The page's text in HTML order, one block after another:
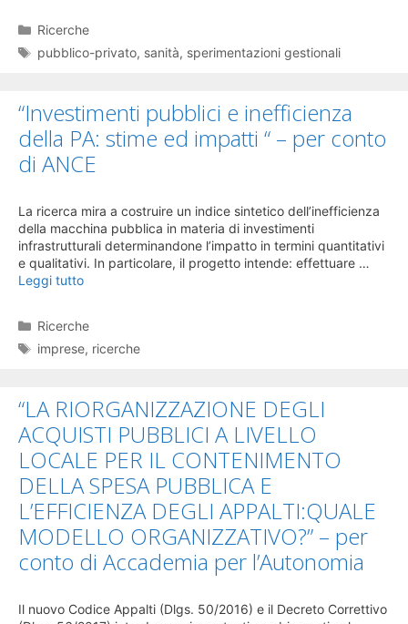
Categorie
Ricerche
Tag
pubblico-privato, sanità, sperimentazioni gestionali
“Investimenti pubblici e inefficienza
della PA: stime ed impatti “ – per conto
di ANCE
La ricerca mira a costruire un indice sintetico dell’inefficienza
della macchina pubblica in materia di investimenti
infrastrutturali determinandone l’impatto in termini quantitativi
e qualitativi. In particolare, il progetto intende: effettuare …
Leggi tutto
Categorie
Ricerche
Tag
imprese, ricerche
“LA RIORGANIZZAZIONE DEGLI
ACQUISTI PUBBLICI A LIVELLO
LOCALE PER IL CONTENIMENTO
DELLA SPESA PUBBLICA E
L’EFFICIENZA DEGLI APPALTI:QUALE
MODELLO ORGANIZZATIVO?” – per
conto di Accademia per l’Autonomia
Il nuovo Codice Appalti (Dlgs. 50/2016) e il Decreto Correttivo